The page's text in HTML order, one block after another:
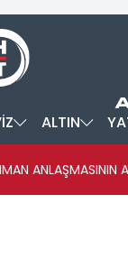
ALTIN
ANLAŞMASININ